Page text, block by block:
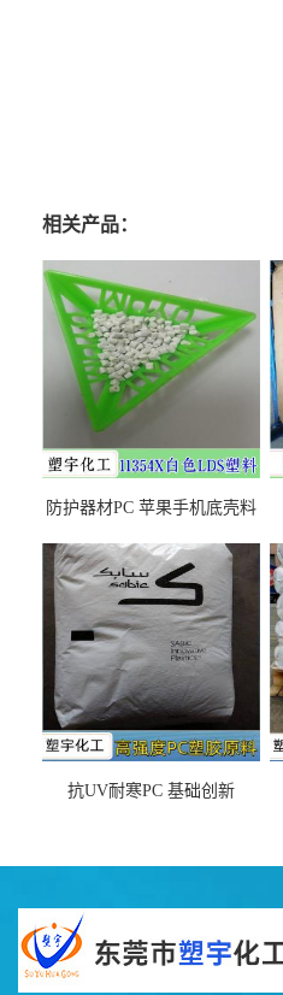
相关产品：
防护器材PC 苹果手机底壳料
之忧
抗UV耐寒PC 基础创新